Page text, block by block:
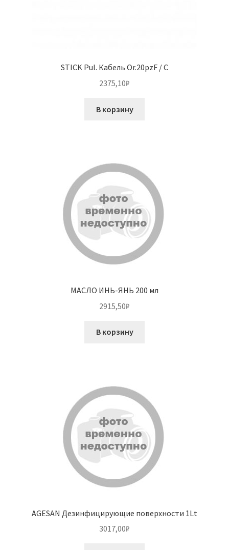
STICK Pul. Кабель Or.20pzF / C
2375,10₽
В корзину
МАСЛО ИНЬ-ЯНЬ 200 мл
2915,50₽
В корзину
AGESAN Дезинфицирующие поверхности 1Lt
3017,00₽